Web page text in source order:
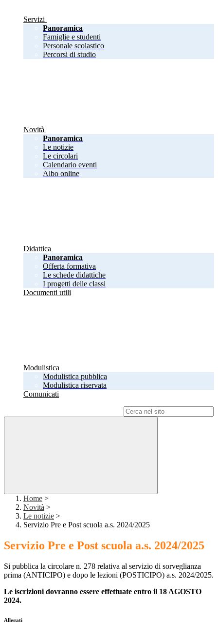
Servizi
Panoramica
Famiglie e studenti
Personale scolastico
Percorsi di studio
Novità
Panoramica
Le notizie
Le circolari
Calendario eventi
Albo online
Didattica
Panoramica
Offerta formativa
Le schede didattiche
I progetti delle classi
Documenti utili
Modulistica
Modulistica pubblica
Modulistica riservata
Comunicati
Home >
Novità >
Le notizie >
Servizio Pre e Post scuola a.s. 2024/2025
Servizio Pre e Post scuola a.s. 2024/2025
Si pubblica la circolare n. 278 relativa al servizio di sorveglianza
prima (ANTICIPO) e dopo le lezioni (POSTICIPO) a.s. 2024/2025.
Le iscrizioni dovranno essere effettuate entro il 18 AGOSTO
2024.
Allegati